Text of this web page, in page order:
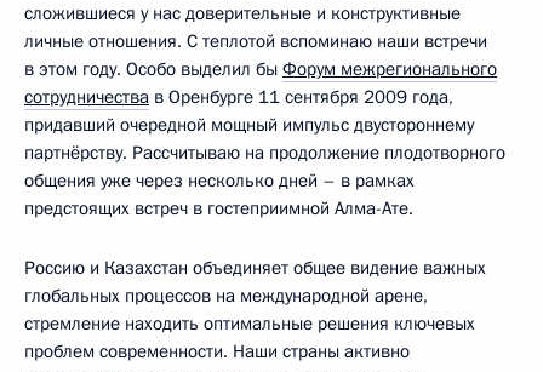
сложившиеся у нас доверительные и конструктивные
личные отношения. С теплотой вспоминаю наши встречи
в этом году. Особо выделил бы Форум межрегионального
сотрудничества в Оренбурге 11 сентября 2009 года,
придавший очередной мощный импульс двустороннему
партнёрству. Рассчитываю на продолжение плодотворного
общения уже через несколько дней – в рамках
предстоящих встреч в гостеприимной Алма-Ате.
Россию и Казахстан объединяет общее видение важных
глобальных процессов на международной арене,
стремление находить оптимальные решения ключевых
проблем современности. Наши страны активно